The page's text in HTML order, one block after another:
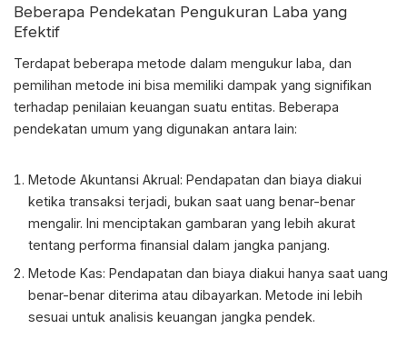
Beberapa Pendekatan Pengukuran Laba yang
Efektif
Terdapat beberapa metode dalam mengukur laba, dan
pemilihan metode ini bisa memiliki dampak yang signifikan
terhadap penilaian keuangan suatu entitas. Beberapa
pendekatan umum yang digunakan antara lain:
Metode Akuntansi Akrual: Pendapatan dan biaya diakui
ketika transaksi terjadi, bukan saat uang benar-benar
mengalir. Ini menciptakan gambaran yang lebih akurat
tentang performa finansial dalam jangka panjang.
Metode Kas: Pendapatan dan biaya diakui hanya saat uang
benar-benar diterima atau dibayarkan. Metode ini lebih
sesuai untuk analisis keuangan jangka pendek.